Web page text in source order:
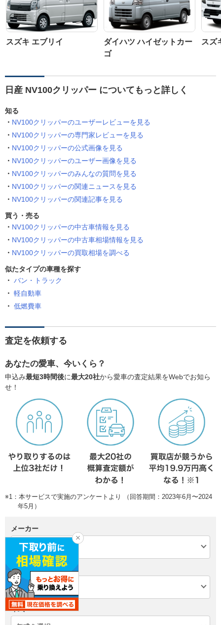
スズキ エブリイ
ダイハツ ハイゼットカー
ゴ
スズ
日産 NV100クリッパー についてもっと詳しく
知る
NV100クリッパーのユーザーレビューを見る
NV100クリッパーの専門家レビューを見る
NV100クリッパーの公式画像を見る
NV100クリッパーのユーザー画像を見る
NV100クリッパーのみんなの質問を見る
NV100クリッパーの関連ニュースを見る
NV100クリッパーの関連記事を見る
買う・売る
NV100クリッパーの中古車情報を見る
NV100クリッパーの中古車相場情報を見る
NV100クリッパーの買取相場を調べる
似たタイプの車種を探す
バン・トラック
軽自動車
低燃費車
査定を依頼する
あなたの愛車、今いくら？
申込み最短3時間後に最大20社から愛車の査定結果をWebでお知ら
せ！
※1：本サービスで実施のアンケートより （回答期間：2023年6月〜2024
年5月）
メーカー
モデル
年式